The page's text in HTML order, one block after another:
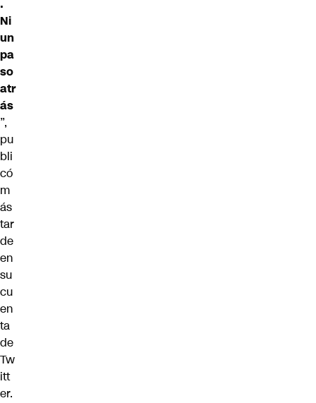
.
Ni
un
pa
so
atr
ás
”,
pu
bli
có
m
ás
tar
de
en
su
cu
en
ta
de
Tw
itt
er.